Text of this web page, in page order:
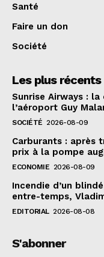
Santé
Faire un don
Société
Les plus récents
Sunrise Airways :
l’aéroport Guy
SOCIÉTÉ 2026-08-09
Carburants : après
prix à la pompe
ECONOMIE 2026-08-09
Incendie d’un
entre-temps,
EDITORIAL 2026-08-08
S'abonner